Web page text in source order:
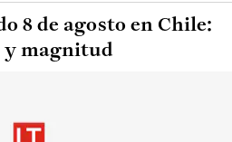
8 de agosto en Chile:
y magnitud